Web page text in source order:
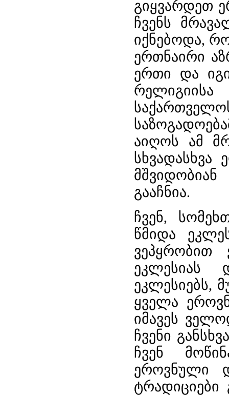
გიყვარდეთ
ჩვენს
იქნებოდა,
ერთნაირი
ერთი და
რელიგიისა
აიღოს ამ
სხვადასხვა
გააჩნია.
ჩვენ,
წმიდა
ეკლესიას
ეკლესიებს,
ყველა
იმავეს
ჩვენი
ჩვენ
ეროვნული
ტრადიციები